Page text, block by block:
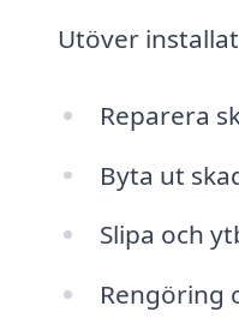
Utöver
Reparera
Byta ut
Slipa och
Rengöring